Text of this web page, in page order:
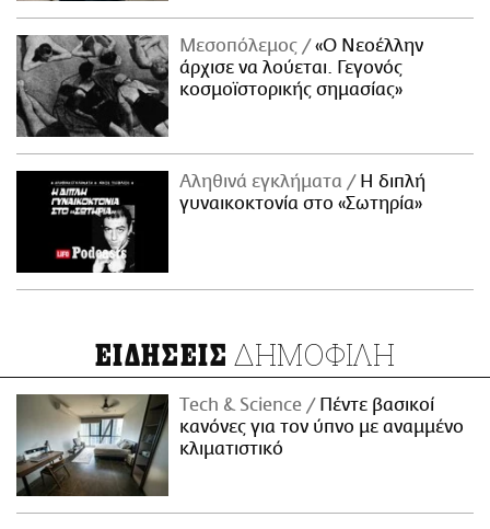
Μεσοπόλεμος
«Ο Νεοέλλην
άρχισε να λούεται. Γεγονός
κοσμοϊστορικής σημασίας»
Αληθινά εγκλήματα
Η διπλή
γυναικοκτονία στο «Σωτηρία»
ΕΙΔΗΣΕΙΣ ΔΗΜΟΦΙΛΗ
Τech & Science
Πέντε βασικοί
κανόνες για τον ύπνο με αναμμένο
κλιματιστικό